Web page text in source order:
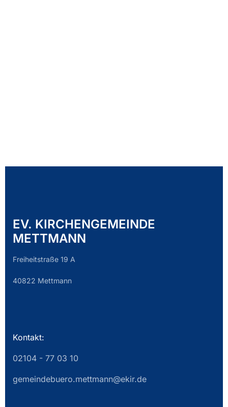
EV. KIRCHENGEMEINDE
METTMANN
Freiheitstraße 19 A
40822 Mettmann
Kontakt:
02104 - 77 03 10
gemeindebuero.mettmann@ekir.de